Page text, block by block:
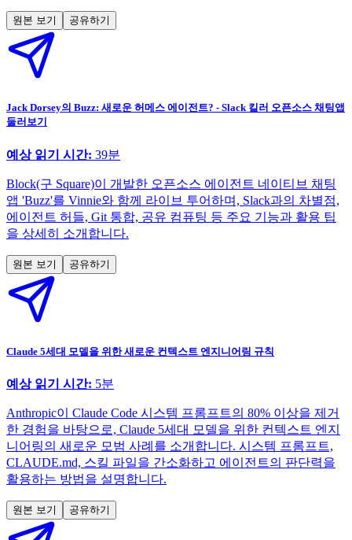
원본 보기 공유하기
Jack Dorsey의 Buzz: 새로운 허메스 에이전트? - Slack 킬러 오픈소스 채팅앱
둘러보기
예상 읽기 시간: 39분
Block(구 Square)이 개발한 오픈소스 에이전트 네이티브 채팅
앱 'Buzz'를 Vinnie와 함께 라이브 투어하며, Slack과의 차별점,
에이전트 허들, Git 통합, 공유 컴퓨팅 등 주요 기능과 활용 팁
을 상세히 소개합니다.
원본 보기 공유하기
Claude 5세대 모델을 위한 새로운 컨텍스트 엔지니어링 규칙
예상 읽기 시간: 5분
Anthropic이 Claude Code 시스템 프롬프트의 80% 이상을 제거
한 경험을 바탕으로, Claude 5세대 모델을 위한 컨텍스트 엔지
니어링의 새로운 모범 사례를 소개합니다. 시스템 프롬프트,
CLAUDE.md, 스킬 파일을 간소화하고 에이전트의 판단력을
활용하는 방법을 설명합니다.
원본 보기 공유하기